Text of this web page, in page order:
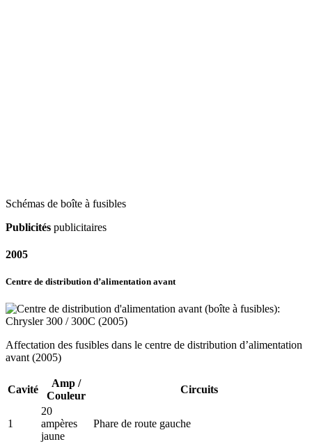
Schémas de boîte à fusibles
Publicités publicitaires
2005
Centre de distribution d’alimentation avant
Affectation des fusibles dans le centre de distribution d’alimentation
avant (2005)
Cavité
Amp /
Couleur
Circuits
1
20
ampères
jaune
Phare de route gauche